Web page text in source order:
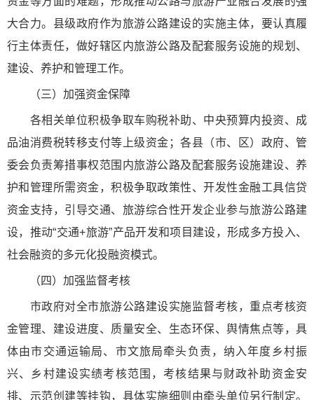
大合力。县级政府作为旅游公路建设的实施主体，要认真履
行主体责任，做好辖区内旅游公路及配套服务设施的规划、
建设、养护和管理工作。
（三）加强资金保障
各相关单位积极争取车购税补助、中央预算内投资、成
品油消费税转移支付等上级资金；各县（市、区）政府、管
委会负责筹措事权范围内旅游公路及配套服务设施建设、养
护和管理所需资金，积极争取政策性、开发性金融工具信贷
资金支持，引导交通、旅游综合性开发企业参与旅游公路建
设，推动“交通+旅游”产品开发和项目建设，形成多方投入、
社会融资的多元化投融资模式。
（四）加强监督考核
市政府对全市旅游公路建设实施监督考核，重点考核资
金管理、建设进度、质量安全、生态环保、舆情焦点等，具
体由市交通运输局、市文旅局牵头负责，纳入年度乡村振
兴、乡村建设实绩考核范围，考核结果与财政补助资金安
排、示范创建等挂钩，具体实施细则由牵头单位另行制定。